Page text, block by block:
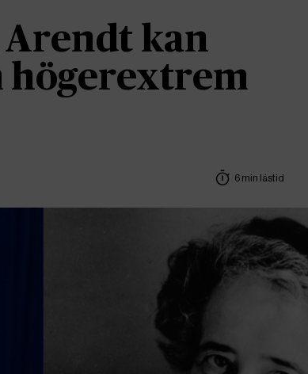
Arendt kan
högerextrem
6 min lästid